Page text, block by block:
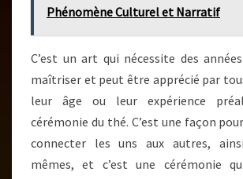
Phénomène Culturel et Narratif
C’est un art qui nécessite des
maîtriser et peut être apprécié par
leur âge ou leur expérience
cérémonie du thé. C’est une façon
connecter les uns aux autres, ainsi
mêmes, et c’est une cérémonie